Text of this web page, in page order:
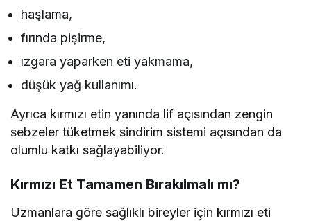
haşlama,
fırında pişirme,
ızgara yaparken eti yakmama,
düşük yağ kullanımı.
Ayrıca kırmızı etin yanında lif açısından zengin
sebzeler tüketmek sindirim sistemi açısından da
olumlu katkı sağlayabiliyor.
Kırmızı Et Tamamen Bırakılmalı mı?
Uzmanlara göre sağlıklı bireyler için kırmızı eti